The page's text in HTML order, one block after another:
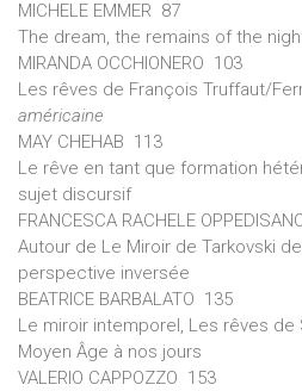
MICHELE EMMER 87
The dream, the remains of the
MIRANDA OCCHIONERO 103
Les rêves de François Truffaut/
américaine
MAY CHEHAB 113
Le rêve en tant que formation
sujet discursif
FRANCESCA RACHELE
Autour de Le Miroir de Tarkovski
perspective inversée
BEATRICE BARBALATO 135
Le miroir intemporel, Les rêves de
Moyen Âge à nos jours
VALERIO CAPPOZZO 153